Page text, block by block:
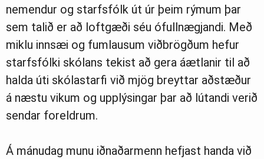
nemendur og starfsfólk út úr þeim rýmum þar
sem talið er að loftgæði séu ófullnægjandi. Með
miklu innsæi og fumlausum viðbrögðum hefur
starfsfólki skólans tekist að gera áætlanir til að
halda úti skólastarfi við mjög breyttar aðstæður
á næstu vikum og upplýsingar þar að lútandi verið
sendar foreldrum.
Á mánudag munu iðnaðarmenn hefjast handa við